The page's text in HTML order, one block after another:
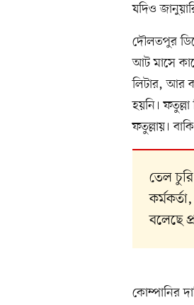
যদিও
দৌলতপুর
আট মাসে
লিটার, আর
হয়নি।
ফতুল্লায়।
তেল
বলেছে
কোম্পানির